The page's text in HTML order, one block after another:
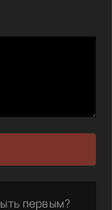
первым?